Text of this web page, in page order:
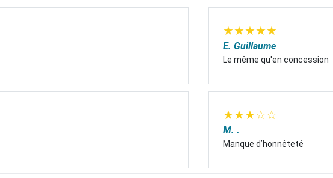
★★★★★
E. Guillaume
Le même qu'en concession
★★★☆☆
M. .
Manque d’honnêteté